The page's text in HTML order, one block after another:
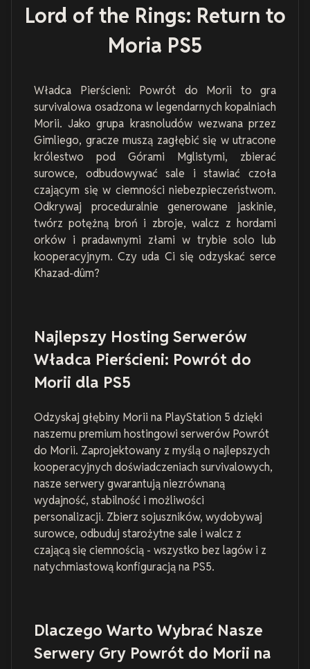
Lord of the Rings: Return to
Moria PS5
Władca Pierścieni: Powrót do Morii to gra
survivalowa osadzona w legendarnych kopalniach
Morii. Jako grupa krasnoludów wezwana przez
Gimliego, gracze muszą zagłębić się w utracone
królestwo pod Górami Mglistymi, zbierać
surowce, odbudowywać sale i stawiać czoła
czającym się w ciemności niebezpieczeństwom.
Odkrywaj proceduralnie generowane jaskinie,
twórz potężną broń i zbroje, walcz z hordami
orków i pradawnymi złami w trybie solo lub
kooperacyjnym. Czy uda Ci się odzyskać serce
Khazad-dûm?
Najlepszy Hosting Serwerów
Władca Pierścieni: Powrót do
Morii dla PS5
Odzyskaj głębiny Morii na PlayStation 5 dzięki
naszemu premium hostingowi serwerów Powrót
do Morii. Zaprojektowany z myślą o najlepszych
kooperacyjnych doświadczeniach survivalowych,
nasze serwery gwarantują niezrównaną
wydajność, stabilność i możliwości
personalizacji. Zbierz sojuszników, wydobywaj
surowce, odbuduj starożytne sale i walcz z
czającą się ciemnością - wszystko bez lagów i z
natychmiastową konfiguracją na PS5.
Dlaczego Warto Wybrać Nasze
Serwery Gry Powrót do Morii na